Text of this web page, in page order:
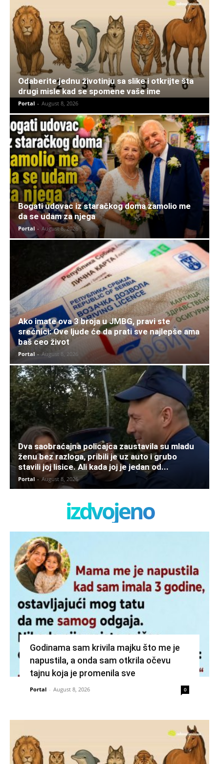
Odaberite jednu životinju sa slike i otkrijte šta
drugi misle kad se spomene vaše ime
Portal - August 8, 2026
Bogati udovac iz staračkog doma zamolio me
da se udam za njega
Portal - August 8, 2026
Ako imate ova 3 broja u JMBG, pravi ste
srećnici: Ove ljude će da prati sve najlepše ama
baš ceo život
Portal - August 8, 2026
Dva saobraćajna policajca zaustavila su mladu
ženu bez razloga, pribili je uz auto i grubo
stavili joj lisice. Ali kada joj je jedan od...
Portal - August 8, 2026
izdvojeno
Godinama sam krivila majku što me je
napustila, a onda sam otkrila očevu
tajnu koja je promenila sve
Portal - August 8, 2026 0